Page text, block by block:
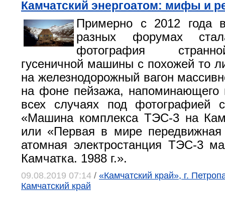
Камчатский энергоатом: мифы и
Примерно с 2012 года
разных форумах
фотография
гусеничной машины с похожей то
на железнодорожный вагон
на фоне пейзажа, напоминающего
всех случаях под фотографией
«Машина комплекса ТЭС-3 на
или «Первая в мире передвижная
атомная электростанция ТЭС-3
Камчатка. 1988 г.».
09.08.2019 07:14 / «Камчатский край», г.
Камчатский край